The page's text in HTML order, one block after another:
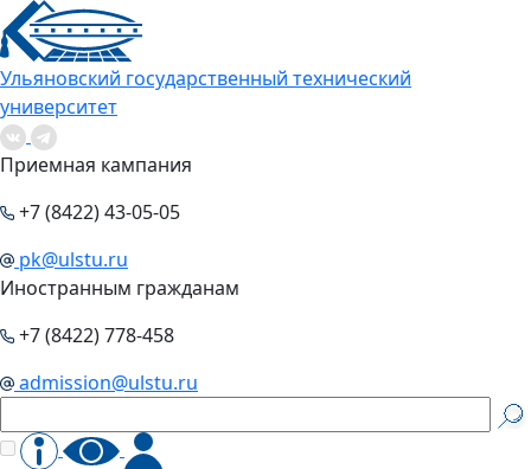
Ульяновский государственный технический
университет
Приемная кампания
+7 (8422) 43-05-05
pk@ulstu.ru
Иностранным гражданам
+7 (8422) 778-458
admission@ulstu.ru